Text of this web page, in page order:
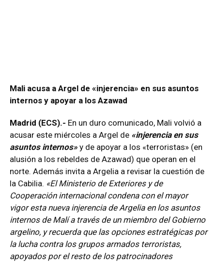
Mali acusa a Argel de «injerencia» en sus asuntos
internos y apoyar a los Azawad
Madrid (ECS).- En un duro comunicado, Mali volvió a
acusar este miércoles a Argel de «injerencia en sus
asuntos internos» y de apoyar a los «terroristas» (en
alusión a los rebeldes de Azawad) que operan en el
norte. Además invita a Argelia a revisar la cuestión de
la Cabilia. «El Ministerio de Exteriores y de
Cooperación internacional condena con el mayor
vigor esta nueva injerencia de Argelia en los asuntos
internos de Malí a través de un miembro del Gobierno
argelino, y recuerda que las opciones estratégicas por
la lucha contra los grupos armados terroristas,
apoyados por el resto de los patrocinadores